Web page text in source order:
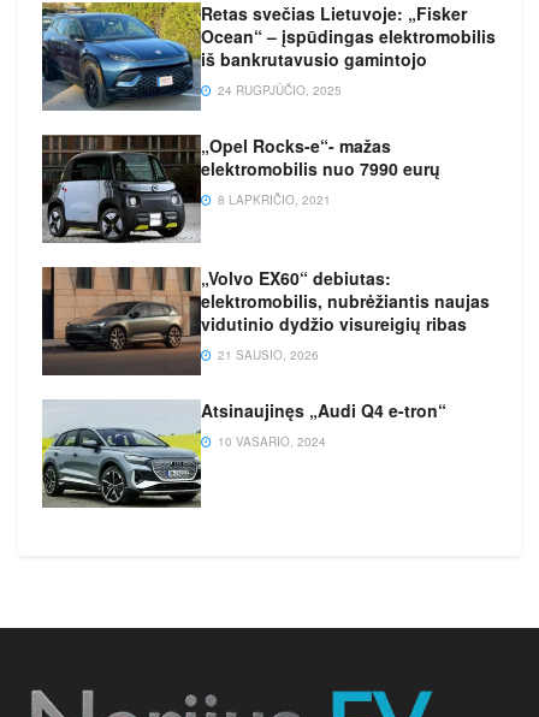
Retas svečias Lietuvoje: „Fisker
Ocean“ – įspūdingas elektromobilis
iš bankrutavusio gamintojo
24 RUGPJŪČIO, 2025
„Opel Rocks-e“- mažas
elektromobilis nuo 7990 eurų
8 LAPKRIČIO, 2021
„Volvo EX60“ debiutas:
elektromobilis, nubrėžiantis naujas
vidutinio dydžio visureigių ribas
21 SAUSIO, 2026
Atsinaujinęs „Audi Q4 e-tron“
10 VASARIO, 2024